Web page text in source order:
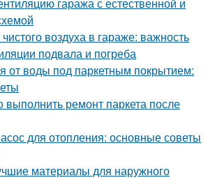
воздуха в гараже: важность
подвала и погреба
от воды под паркетным покрытием:
выполнить ремонт паркета после
для отопления: основные советы
материалы для наружного